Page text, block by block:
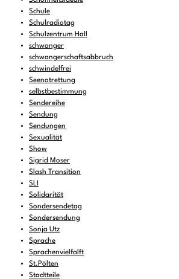
Schule
Schulradiotag
Schulzentrum Hall
schwanger
schwangerschaftsabbruch
schwindelfrei
Seenotrettung
selbstbestimmung
Sendereihe
Sendung
Sendungen
Sexualität
Show
Sigrid Moser
Slash Transition
SLI
Solidarität
Sondersendetag
Sondersendung
Sonja Utz
Sprache
Sprachenvielfalft
St.Pölten
Stadtteile